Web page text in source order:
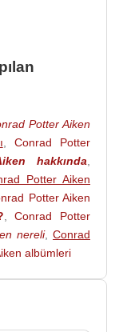
Potter Aiken
Conrad Potter
hakkında
Potter Aiken
Potter Aiken
,Conrad Potter
nereli, Conrad
albümleri